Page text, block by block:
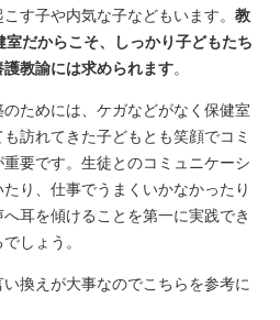
す子や内気な子などもいます。 教
だからこそ、しっかり子どもたち
教諭には求められます。
ためには、ケガなどがなく保健室
訪れてきた子どもとも笑顔でコミ
要です。生徒とのコミュニケーシ
り、仕事でうまくいかなかったり
耳を傾けることを第一に実践でき
しょう。
換えが大事なのでこちらを参考に